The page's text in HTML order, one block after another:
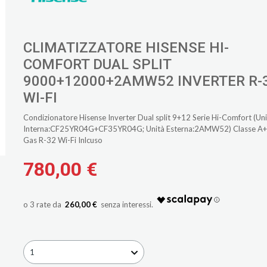
CLIMATIZZATORE HISENSE HI-
COMFORT DUAL SPLIT
9000+12000+2AMW52 INVERTER R-
WI-FI
Condizionatore Hisense Inverter Dual split 9+12 Serie Hi-Comfort
Interna:CF25YR04G+CF35YR04G; Unità Esterna:2AMW52) Classe
Gas R-32 Wi-Fi Inlcuso
780,00 €
260,00 €
1